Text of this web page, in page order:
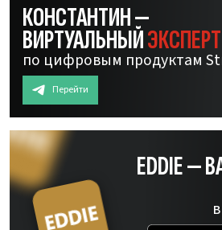
КОНСТАНТИН —
ВИРТУАЛЬНЫЙЭКСПЕРТ
по цифровым продуктам
Перейти
EDDIE —